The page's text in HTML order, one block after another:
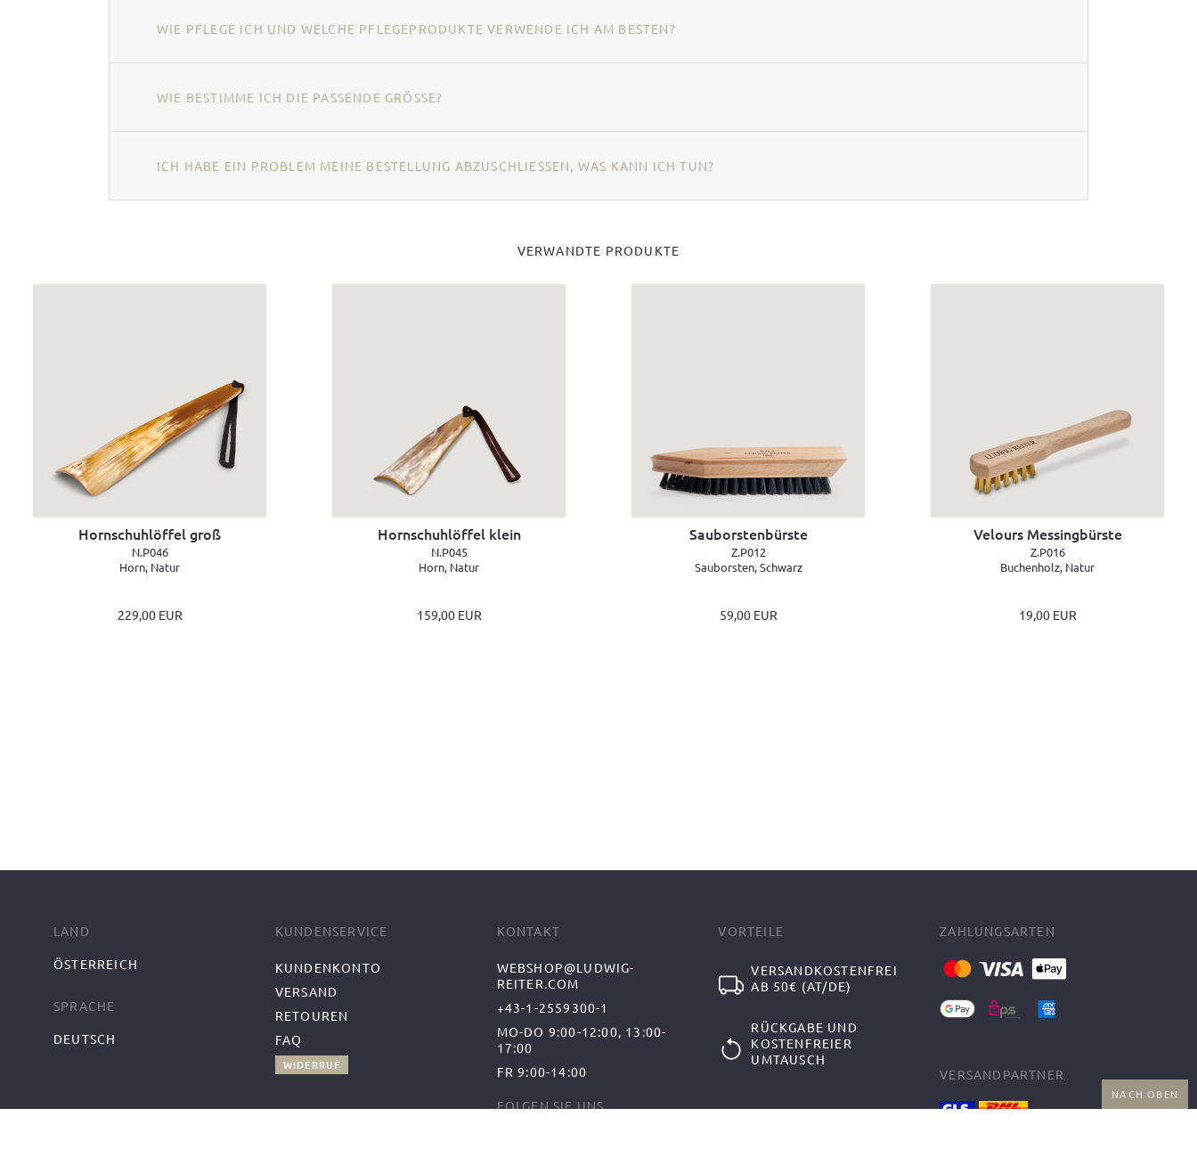
NACH OBEN
WIE PFLEGE ICH UND WELCHE PFLEGEPRODUKTE VERWENDE ICH AM BESTEN?
WIE BESTIMME ICH DIE PASSENDE GRÖSSE?
ICH HABE EIN PROBLEM MEINE BESTELLUNG ABZUSCHLIESSEN, WAS KANN ICH TUN?
VERWANDTE PRODUKTE
Hornschuhlöffel groß
N.P046
Horn, Natur
229,00 EUR
Hornschuhlöffel klein
N.P045
Horn, Natur
159,00 EUR
Sauborstenbürste
Z.P012
Sauborsten, Schwarz
59,00 EUR
Velours Messingbürste
Z.P016
Buchenholz, Natur
19,00 EUR
LAND
ÖSTERREICH
SPRACHE
DEUTSCH
KUNDENSERVICE
KUNDENKONTO
VERSAND
RETOUREN
FAQ
WIDERRUF
KONTAKT
WEBSHOP@LUDWIG-
REITER.COM
+43-1-2559300-1
MO-DO 9:00-12:00, 13:00-
17:00
FR 9:00-14:00
FOLGEN SIE UNS
VORTEILE
VERSANDKOSTENFREI
AB 50€ (AT/DE)
RÜCKGABE UND
KOSTENFREIER
UMTAUSCH
ZAHLUNGSARTEN
VERSANDPARTNER